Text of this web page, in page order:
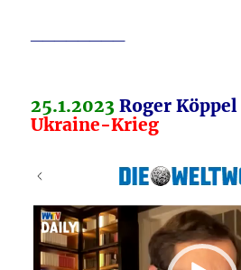
25.1.2023 Roger Köppel
Ukraine-Krieg
Video-